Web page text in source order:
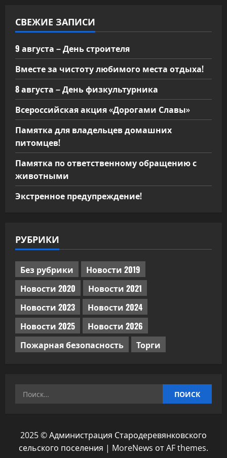
я
м
СВЕЖИЕ ЗАПИСИ
9 августа – День строителя
Вместе за чистоту любимого места отдыха!
8 августа – День физкультурника
Всероссийская акция «Дорогами Славы»
Памятка для владельцев домашних
питомцев!
Памятка по ответственному обращению с
животными
Экстренное предупреждение!
РУБРИКИ
Без рубрики
Новости 2019
Новости 2020
Новости 2021
Новости 2023
Новости 2024
Новости 2025
Новости 2026
Пожарная безопасность
Торги
Найти:
2025 © Администрация Стародеревянковского
сельского поселения | MoreNews от AF themes.